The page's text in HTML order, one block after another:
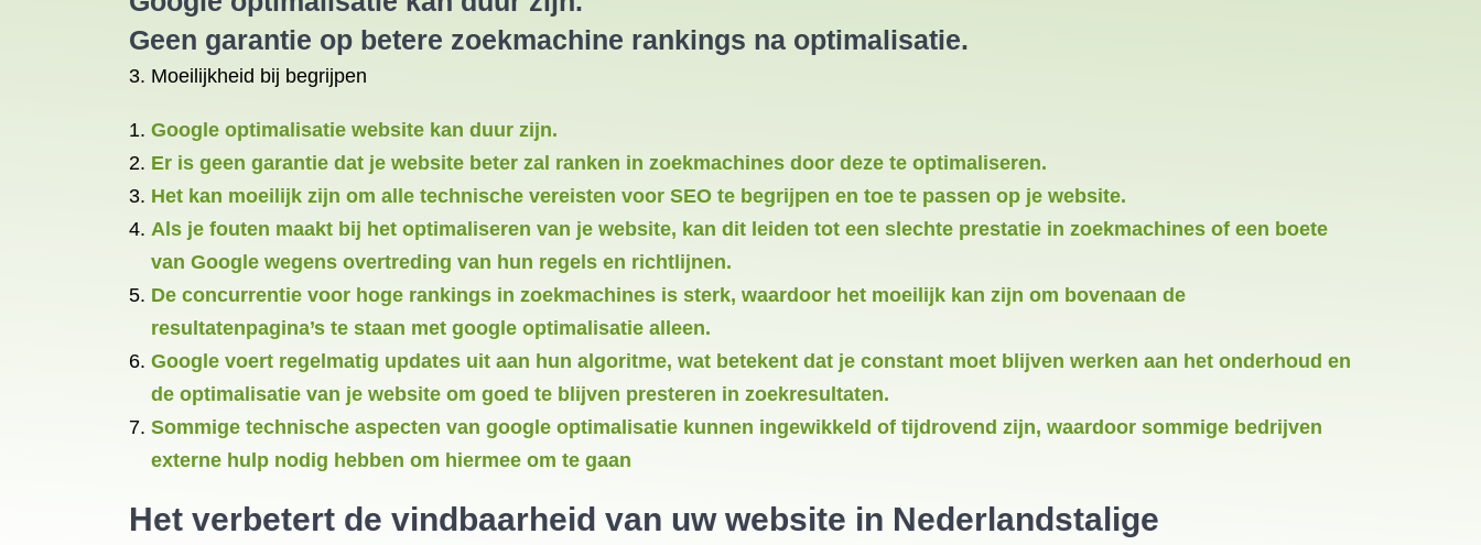
Geen garantie op betere zoekmachine rankings na optimalisatie.
3. Moeilijkheid bij begrijpen
Google optimalisatie website kan duur zijn.
Er is geen garantie dat je website beter zal ranken in zoekmachines door deze te optimaliseren.
Het kan moeilijk zijn om alle technische vereisten voor SEO te begrijpen en toe te passen op je website.
Als je fouten maakt bij het optimaliseren van je website, kan dit leiden tot een slechte prestatie in zoekmachines of een boete
van Google wegens overtreding van hun regels en richtlijnen.
De concurrentie voor hoge rankings in zoekmachines is sterk, waardoor het moeilijk kan zijn om bovenaan de
resultatenpagina’s te staan met google optimalisatie alleen.
Google voert regelmatig updates uit aan hun algoritme, wat betekent dat je constant moet blijven werken aan het onderhoud en
de optimalisatie van je website om goed te blijven presteren in zoekresultaten.
Sommige technische aspecten van google optimalisatie kunnen ingewikkeld of tijdrovend zijn, waardoor sommige bedrijven
externe hulp nodig hebben om hiermee om te gaan
Het verbetert de vindbaarheid van uw website in Nederlandstalige